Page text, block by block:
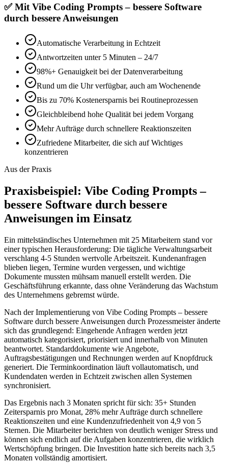
✅MitVibe Coding Prompts – bessere Software
durch bessere Anweisungen
Automatische Verarbeitung in Echtzeit
Antwortzeiten unter 5 Minuten – 24/7
98%+ Genauigkeit bei der Datenverarbeitung
Rund um die Uhr verfügbar, auch am Wochenende
Bis zu 70% Kostenersparnis bei Routineprozessen
Gleichbleibend hohe Qualität bei jedem Vorgang
Mehr Aufträge durch schnellere Reaktionszeiten
Zufriedene Mitarbeiter, die sich auf Wichtiges
konzentrieren
Aus der Praxis
Praxisbeispiel: Vibe Coding Prompts –
bessere Software durch bessere
Anweisungen im Einsatz
Ein mittelständisches Unternehmen mit 25 Mitarbeitern stand vor
einer typischen Herausforderung: Die tägliche Verwaltungsarbeit
verschlang 4-5 Stunden wertvolle Arbeitszeit. Kundenanfragen
blieben liegen, Termine wurden vergessen, und wichtige
Dokumente mussten mühsam manuell erstellt werden. Die
Geschäftsführung erkannte, dass ohne Veränderung das Wachstum
des Unternehmens gebremst würde.
Nach der Implementierung von Vibe Coding Prompts – bessere
Software durch bessere Anweisungen durch Prozessmeister änderte
sich das grundlegend: Eingehende Anfragen werden jetzt
automatisch kategorisiert, priorisiert und innerhalb von Minuten
beantwortet. Standarddokumente wie Angebote,
Auftragsbestätigungen und Rechnungen werden auf Knopfdruck
generiert. Die Terminkoordination läuft vollautomatisch, und
Kundendaten werden in Echtzeit zwischen allen Systemen
synchronisiert.
Das Ergebnis nach 3 Monaten spricht für sich: 35+ Stunden
Zeitersparnis pro Monat, 28% mehr Aufträge durch schnellere
Reaktionszeiten und eine Kundenzufriedenheit von 4,9 von 5
Sternen. Die Mitarbeiter berichten von deutlich weniger Stress und
können sich endlich auf die Aufgaben konzentrieren, die wirklich
Wertschöpfung bringen. Die Investition hatte sich bereits nach 3,5
Monaten vollständig amortisiert.